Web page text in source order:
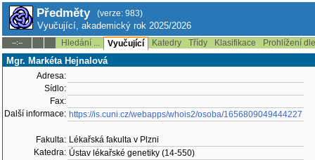
Předměty (verze: 983)
Vyučující, akademický rok 2025/2026
--:-- Hledání ... Vyučující Katedry Třídy Klasifikace Prohlížení
Mgr. Markéta Hejnalová
Adresa:
Sídlo:
Fax:
Další informace: https://is.cuni.cz/webapps/whois2/osoba/1656809049444227
Fakulta: Lékařská fakulta v Plzni
Katedra: Ústav lékařské genetiky (14-550)